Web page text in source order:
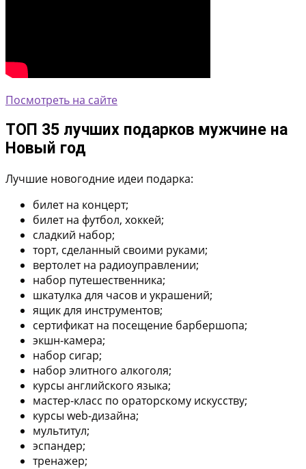
Посмотреть на сайте
ТОП 35 лучших подарков мужчине на
Новый год
Лучшие новогодние идеи подарка:
билет на концерт;
билет на футбол, хоккей;
сладкий набор;
торт, сделанный своими руками;
вертолет на радиоуправлении;
набор путешественника;
шкатулка для часов и украшений;
ящик для инструментов;
сертификат на посещение барбершопа;
экшн-камера;
набор сигар;
набор элитного алкоголя;
курсы английского языка;
мастер-класс по ораторскому искусству;
курсы web-дизайна;
мультитул;
эспандер;
тренажер;